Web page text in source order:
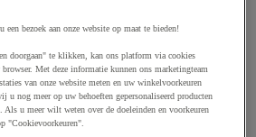
verlichting
schakelpaneel
kabel
bezoek aan onze website op maat te bieden!
doorgaan" te klikken, kan ons platform via cookies
Met deze informatie kunnen ons marketingteam
van onze website meten en uw winkelvoorkeuren
u nog meer op uw behoeften gepersonaliseerd producten
Als u meer wilt weten over de doeleinden en voorkeuren
"Cookievoorkeuren".